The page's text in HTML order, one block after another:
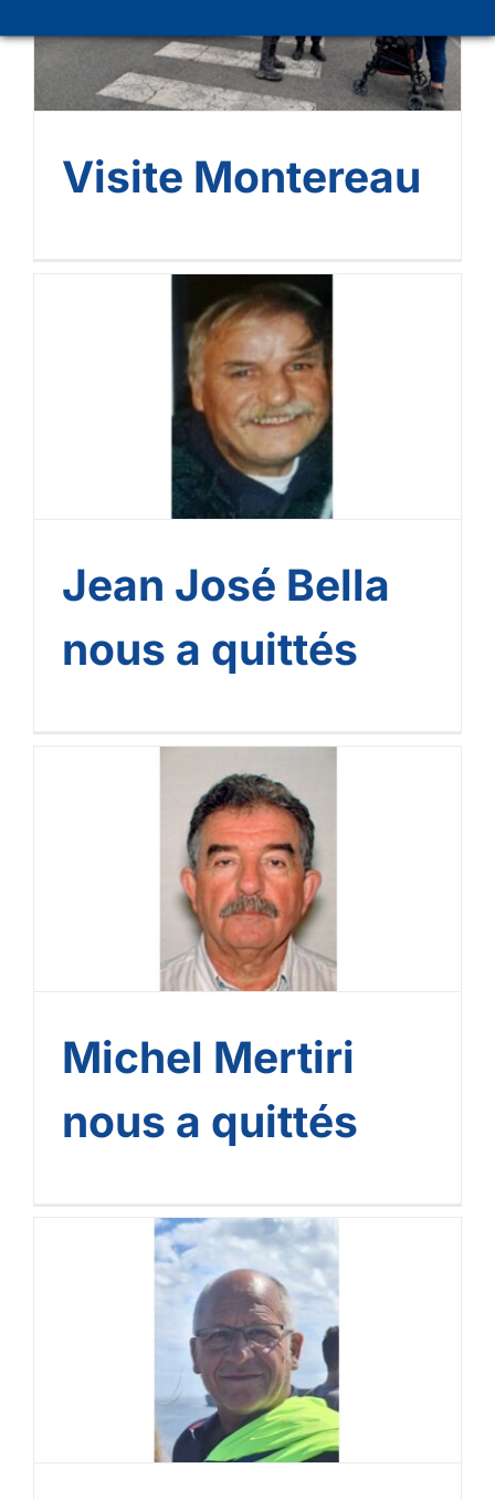
Visite Montereau
Jean José Bella nous a
quittés
Jean José Bella
nous a quittés
Michel Mertiri nous a
quittés
Michel Mertiri
nous a quittés
Gérard Deydier nous a
rejoints.